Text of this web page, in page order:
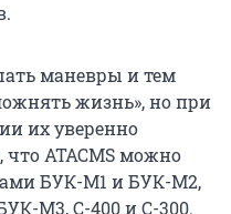
маневры и тем
жизнь», но при
их уверенно
что ATACMS можно
БУК-М1 и БУК-М2,
М3, С-400 и С-300.